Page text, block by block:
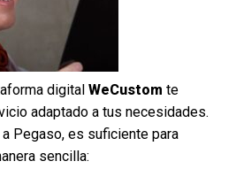
digital WeCustom te
adaptado a tus necesidades.
Pegaso, es suficiente para
sencilla: